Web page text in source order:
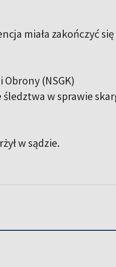
miała zakończyć
(NSGK)
w sprawie
w sądzie.